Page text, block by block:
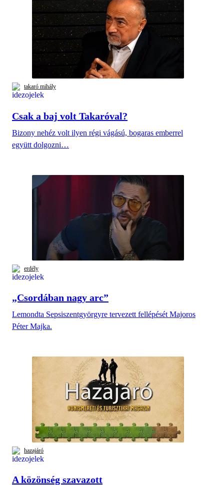
takaró mihály
Csak a baj volt Takaróval?
Bizony nehéz volt ilyen régi vágású, bogaras emberrel
együtt dolgozni…
erdély
„Csordában nagy arc”
Lemondta Sepsiszentgyörgyre tervezett fellépését Majoros
Péter Majka.
hazajáró
A közönség szavazott